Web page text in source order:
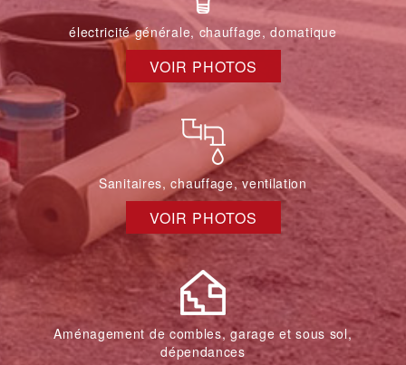
électricité générale, chauffage, domatique
VOIR PHOTOS
Sanitaires, chauffage, ventilation
VOIR PHOTOS
Aménagement de combles, garage et sous sol,
dépendances